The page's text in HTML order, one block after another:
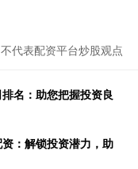
代表配资平台炒股观点
名：助您把握投资良
：解锁投资潜力，助